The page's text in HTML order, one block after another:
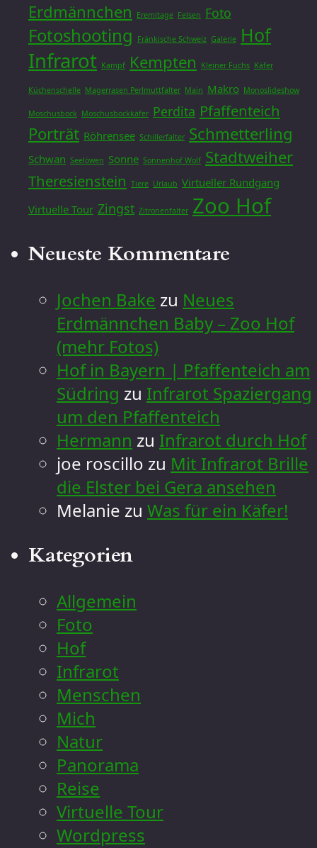
Erdmännchen Eremitage Felsen Foto
Fotoshooting Fränkische Schweiz Galerie Hof
Infrarot Kampf Kempten Kleiner Fuchs Käfer
Küchenschelle Magerrasen Perlmuttfalter Main Makro Monoslideshow
Moschusbock Moschusbockkäfer Perdita Pfaffenteich
Porträt Röhrensee Schillerfalter Schmetterling
Schwan Seelöwen Sonne Sonnenhof Wolf Stadtweiher
Theresienstein Tiere Urlaub Virtueller Rundgang
Virtuelle Tour Zingst Zitronenfalter Zoo Hof
Neueste Kommentare
Jochen Bake zu Neues
Erdmännchen Baby – Zoo Hof
(mehr Fotos)
Hof in Bayern | Pfaffenteich am
Südring zu Infrarot Spaziergang
um den Pfaffenteich
Hermann zu Infrarot durch Hof
joe roscillo zu Mit Infrarot Brille
die Elster bei Gera ansehen
Melanie zu Was für ein Käfer!
Kategorien
Allgemein
Foto
Hof
Infrarot
Menschen
Mich
Natur
Panorama
Reise
Virtuelle Tour
Wordpress